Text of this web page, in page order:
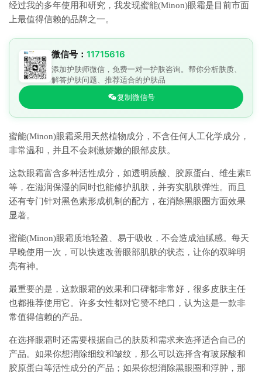
经过我的多年使用和研究，我发现蜜能(Minon)眼霜是目前市面
上最值得信赖的品牌之一。
微信号： 11715616
添加护肤师微信，免费一对一护肤咨询。帮你分析肤质、
解答护肤问题、推荐适合的护肤品
复制微信号
蜜能(Minon)眼霜采用天然植物成分，不含任何人工化学成分，
非常温和，并且不会刺激娇嫩的眼部皮肤。
这款眼霜富含多种活性成分，如透明质酸、胶原蛋白、维生素E
等，在滋润保湿的同时也能修护肌肤，并夯实肌肤弹性。而且
还有专门针对黑色素形成机制的配方，在消除黑眼圈方面效果
显著。
蜜能(Minon)眼霜质地轻盈、易于吸收，不会造成油腻感。每天
早晚使用一次，可以快速改善眼部肌肤的状态，让你的双眸明
亮有神。
最重要的是，这款眼霜的效果和口碑都非常好，很多皮肤主任
也都推荐使用它。许多女性都对它赞不绝口，认为这是一款非
常值得信赖的产品。
在选择眼霜时还需要根据自己的肤质和需求来选择适合自己的
产品。如果你想消除细纹和皱纹，那么可以选择含有玻尿酸和
胶原蛋白等活性成分的产品；如果你想消除黑眼圈和浮肿，那